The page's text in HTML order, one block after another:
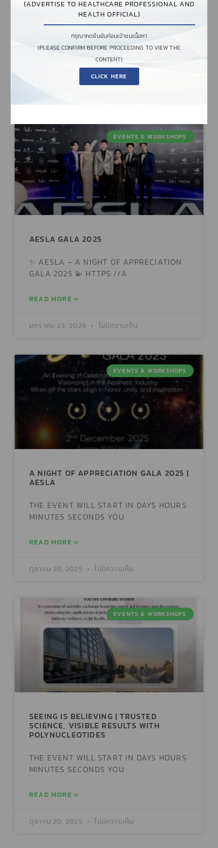
DST DINNER SYMPOSIUM 2026 | AESLA
THE EVENT WILL START IN DAYS HOURS
MINUTES SECONDS YOU
EVENTS & WORKSHOPS
AESLA GALA 2025
✨ AESLA – A NIGHT OF APPRECIATION
GALA 2025 💫 HTTPS://A
READ MORE »
มกราคม 23, 2026 ไม่มีความเห็น
EVENTS & WORKSHOPS
A NIGHT OF APPRECIATION GALA 2025 |
AESLA
THE EVENT WILL START IN DAYS HOURS
MINUTES SECONDS YOU
READ MORE »
ตุลาคม 20, 2025 ไม่มีความเห็น
EVENTS & WORKSHOPS
SEEING IS BELIEVING | TRUSTED
SCIENCE, VISIBLE RESULTS WITH
POLYNUCLEOTIDES
THE EVENT WILL START IN DAYS HOURS
MINUTES SECONDS YOU
READ MORE »
ตุลาคม 20, 2025 ไม่มีความเห็น
(ADVERTISE TO HEALTHCARE PROFESSIONAL AND
HEALTH OFFICIAL)
กรุณากดยืนยันก่อนเข้าชมเนื้อหา
(PLEASE CONFIRM BEFORE PROCEEDING TO VIEW THE
CONTENT)
CLICK HERE